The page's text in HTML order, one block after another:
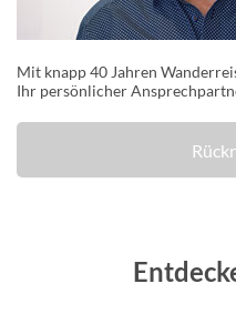
Mit knapp 40 Jahren
Ihr persönlicher